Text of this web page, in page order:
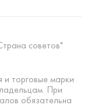
советов"
и торговые марки
При
обязательна